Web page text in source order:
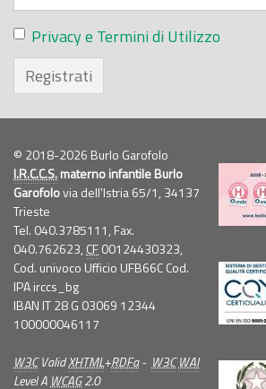
Privacy e Termini di Utilizzo
Registrati
© 2018-2026 Burlo Garofolo
I.R.C.C.S.materno infantile Burlo
Garofolovia dell'Istria 65/1, 34137
Trieste
Tel. 040.3785111, Fax.
040.762623, CF00124430323,
Cod. univoco Ufficio UFB66C Cod.
IPA irccs_bg
IBAN IT 28 G 03069 12344
100000046117
W3CValidXHTML+RDFa- W3C WAI
Level A WCAG2.0